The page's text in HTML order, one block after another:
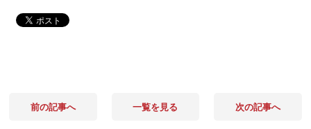
前の記事へ 一覧を見る 次の記事へ